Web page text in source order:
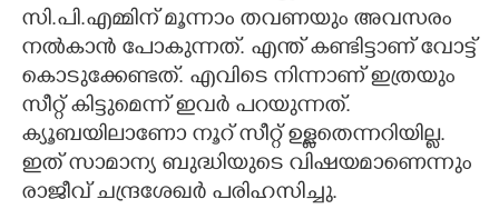
സി.പി.എമ്മിന് മൂന്നാം തവണയും അവസരം
നല്‍കാന്‍ പോകുന്നത്. എന്ത് കണ്ടിട്ടാണ് വോട്ട്
കൊടുക്കേണ്ടത്. എവിടെ നിന്നാണ് ഇത്രയും
സീറ്റ് കിട്ടുമെന്ന് ഇവര്‍ പറയുന്നത്.
ക്യൂബയിലാണോ നൂറ് സീറ്റ് ഉള്ളതെന്നറിയില്ല.
ഇത് സാമാന്യ ബുദ്ധിയുടെ വിഷയമാണെന്നും
രാജീവ് ചന്ദ്രശേഖര്‍ പരിഹസിച്ചു.